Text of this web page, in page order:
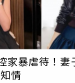
情況，希望能盡一
費用，選定婚紗款
到讓姊姊穿的婚紗
淚，她也對姊姊說
臂。店家還給了
讓許多網友看了
家暴虐待！妻
情